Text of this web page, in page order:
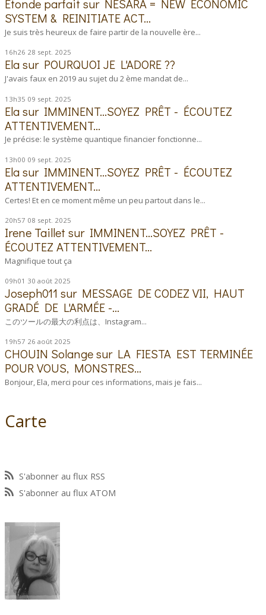
Etonde parfait sur NESARA = NEW ÉCONOMIC
SYSTEM & REINITIATE ACT...
Je suis très heureux de faire partir de la nouvelle ère...
16h26 28 sept. 2025
Elasur POURQUOI JE L'ADORE ??
J'avais faux en 2019 au sujet du 2 ème mandat de...
13h35 09 sept. 2025
Elasur IMMINENT...SOYEZ PRÊT - ÉCOUTEZ
ATTENTIVEMENT...
Je précise: le système quantique financier fonctionne...
13h00 09 sept. 2025
Elasur IMMINENT...SOYEZ PRÊT - ÉCOUTEZ
ATTENTIVEMENT...
Certes! Et en ce moment même un peu partout dans le...
20h57 08 sept. 2025
Irene Taillet sur IMMINENT...SOYEZ PRÊT -
ÉCOUTEZ ATTENTIVEMENT...
Magnifique tout ça
09h01 30 août 2025
Joseph011 sur MESSAGE DE CODEZ VII, HAUT
GRADÉ DE L'ARMÉE -...
このツールの最大の利点は、Instagram...
19h57 26 août 2025
CHOUIN Solangesur LA FIESTA EST TERMINÉE
POUR VOUS, MONSTRES...
Bonjour, Ela, merci pour ces informations, mais je fais...
Carte
S'abonner au flux RSS
S'abonner au flux ATOM